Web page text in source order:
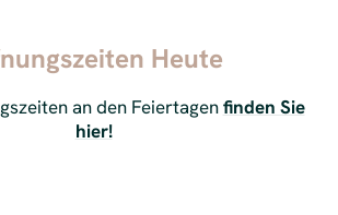
Heute
an den Feiertagenfinden Sie
hier!